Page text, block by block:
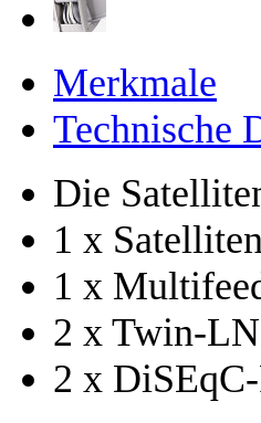
Merkmale
Technische
Die
1 x
1 x
2 x Twin-
2 x